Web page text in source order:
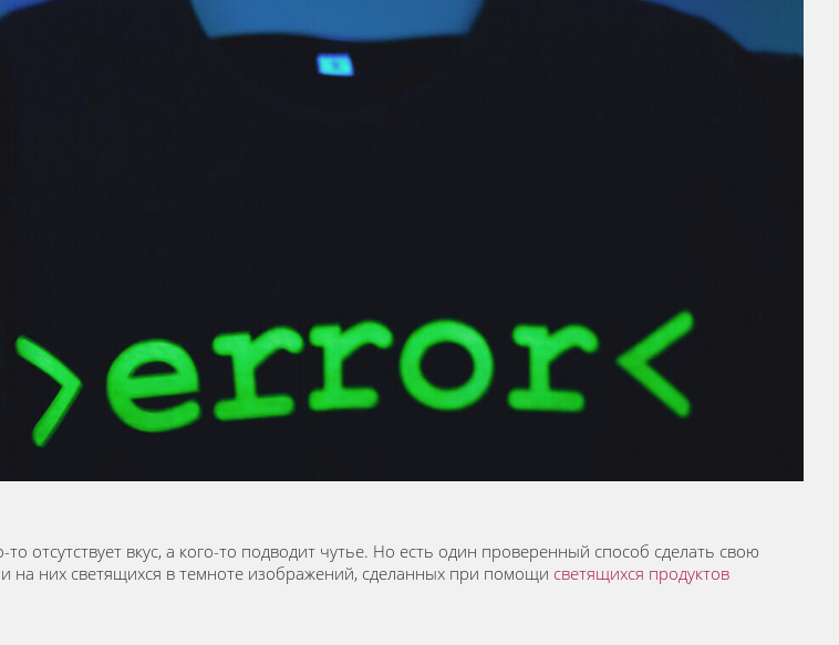
отсутствует вкус, а кого-то подводит чутье. Но есть один проверенный способ сделать свою
на них светящихся в темноте изображений, сделанных при помощи светящихся продуктов